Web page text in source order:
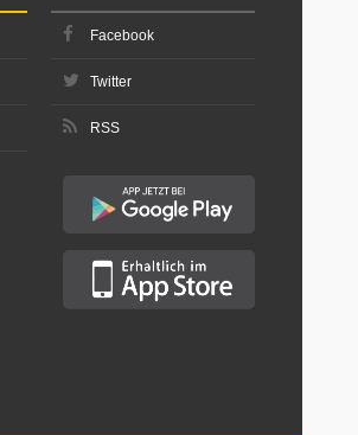
Facebook
Twitter
RSS